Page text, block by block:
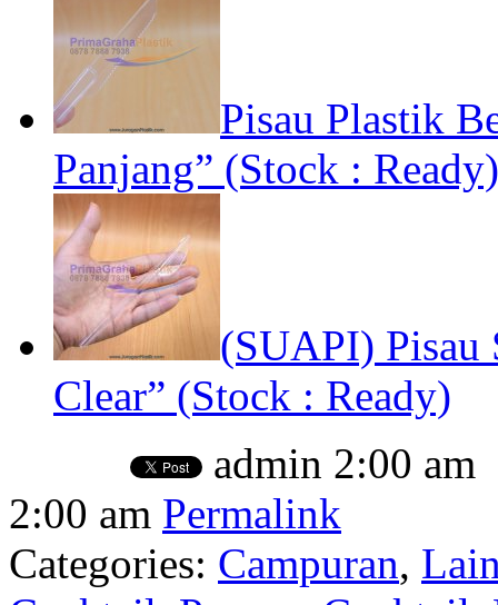
Pisau Plastik
Panjang” (Stock : Ready)
(SUAPI) Pisau
Clear” (Stock : Ready)
admin 2:00 am
2:00 am Permalink
Categories: Campuran,